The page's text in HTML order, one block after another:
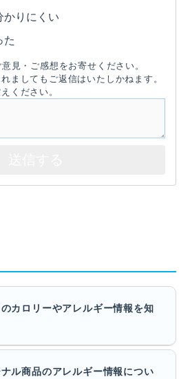
かりにくい
た
見・ご感想をお寄せください。
ましてもご返信はいたしかねます。
ください。
カロリーやアレルギー情報を知
ル商品のアレルギー情報につい